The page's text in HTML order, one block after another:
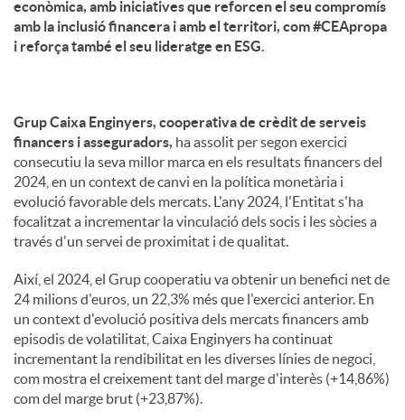
econòmica, amb iniciatives que reforcen el seu compromís
amb la inclusió financera i amb el territori, com #CEApropa
i reforça també el seu lideratge en ESG.
Grup Caixa Enginyers, cooperativa de crèdit de serveis
financers i asseguradors, ha assolit per segon exercici
consecutiu la seva millor marca en els resultats financers del
2024, en un context de canvi en la política monetària i
evolució favorable dels mercats. L'any 2024, l'Entitat s'ha
focalitzat a incrementar la vinculació dels socis i les sòcies a
través d'un servei de proximitat i de qualitat.
Així, el 2024, el Grup cooperatiu va obtenir un benefici net de
24 milions d'euros, un 22,3% més que l'exercici anterior. En
un context d'evolució positiva dels mercats financers amb
episodis de volatilitat, Caixa Enginyers ha continuat
incrementant la rendibilitat en les diverses línies de negoci,
com mostra el creixement tant del marge d'interès (+14,86%)
com del marge brut (+23,87%).